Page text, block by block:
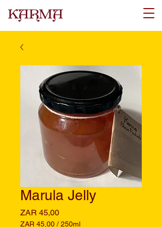
Marula Jelly
ZAR 45,00Prijs
ZAR 45,00 / 250ml